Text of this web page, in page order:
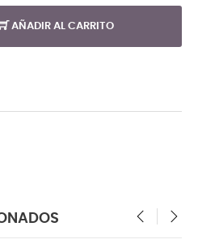
AÑADIR AL CARRITO